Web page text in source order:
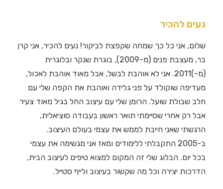
נעים להכיר
שלום, אני כל כך שמחה שקפצת לביקור! נעים להכיר, אני קרן
בר, מעצבת פנים (מ-2009), בוגרת שנקר ובלוגרית
(מ-)2011. אני לא אוהבת לבשל, אבל מאוד אוהבת לאכול,
מעדיפה שוקולד על פני גלידה ואוהבת את הקפה שלי עם
חלב שבולת שועל. הרומן שלי עם עיצוב החל בגיל מאוד צעיר
אבל רק אחרי שסיימתי תואר ראשון בעבודה סוציאלית,
הרגשתי שאני חייבת לממש את עצמי בעולם העיצוב.
ב-2005 התקבלתי ללימודים ומאז אני מגשימה את עצמי
בכל יום. הבלוג שלי זה המקום למצוא טיפים לעיצוב הבית,
הדרכות יצירה וכל מה שקשור בעיצוב ולייף סטייל.